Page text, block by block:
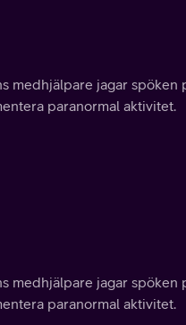
medhjälpare jagar spöken
paranormal aktivitet.
medhjälpare jagar spöken
paranormal aktivitet.